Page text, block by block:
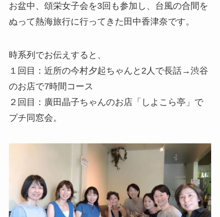
お盆中、頌栄女子会を3回も参加し、台風の合間を
ぬって熱海旅行に行ってきた田中香津奈です。
時系列でお伝えすると、
１回目：近所の今村夕起ちゃんと2人で長話→渋谷
のお店で7時間コース
２回目：廣田晶子ちゃんのお店「しよこら亭」で
プチ同窓会。